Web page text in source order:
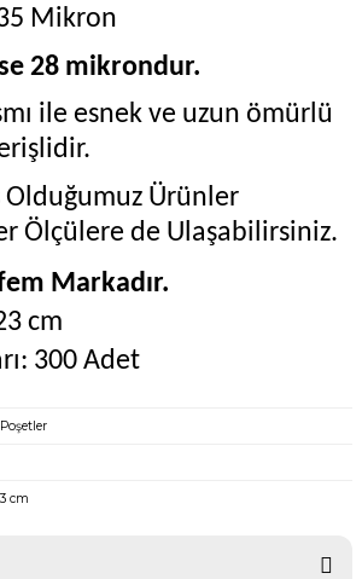
Mikron
28 mikrondur.
ile esnek ve uzun ömürlü
Olduğumuz Ürünler
Ölçülere de Ulaşabilirsiniz.
Markadır.
cm
300 Adet
cm